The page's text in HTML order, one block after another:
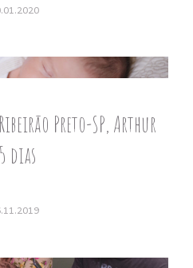
Preto-SP, Arthur
dias